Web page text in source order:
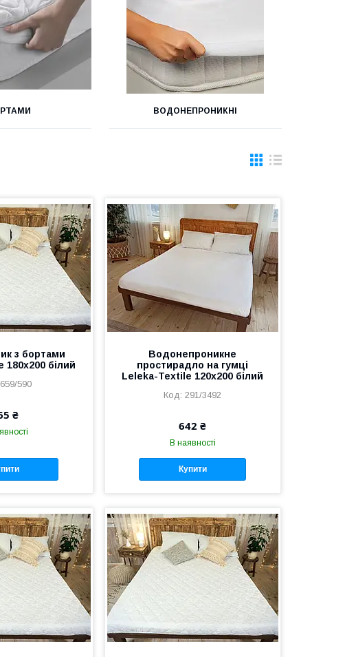
ВОДОНЕПРОНИКНІ
з бортами
білий
659/590
₴
Водонепроникне
простирадло на гумці
Leleka-Textile 120х200 білий
291/3492
642 ₴
В наявності
Купити